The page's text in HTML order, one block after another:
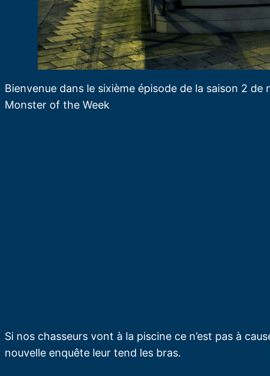
Bienvenue dans le sixième épisode de la saison 2
Monster of the Week
Si nos chasseurs vont à la piscine ce n’est pas à
nouvelle enquête leur tend les bras.